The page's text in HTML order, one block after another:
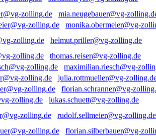
mia.neugebauer@vg-
monika.obermeier@vg-
helmut.priller@vg-zolling.de
thomas.reiser@vg-zolling.de
maximilian.riesch@vg-
julia.rottmueller@vg-
florian.schranner@vg-
lukas.schuett@vg-zolling.de
rudolf.sellmeier@vg-zolling.de
florian.silberbauer@vg-